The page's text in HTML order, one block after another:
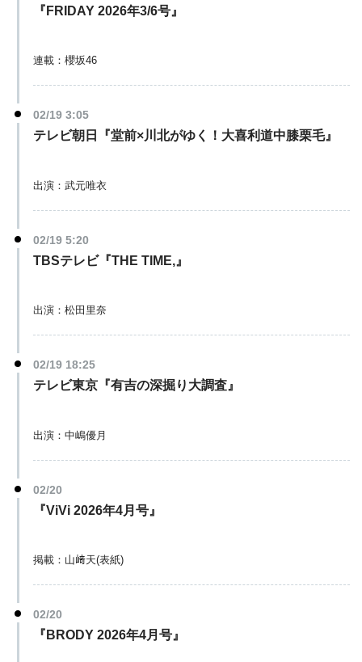
『FRIDAY 2026年3/6号』
連載：櫻坂46
02/19 3:05
テレビ朝日『堂前×川北がゆく！大喜利道中膝栗毛』
出演：武元唯衣
02/19 5:20
TBSテレビ『THE TIME,』
出演：松田里奈
02/19 18:25
テレビ東京『有吉の深掘り大調査』
出演：中嶋優月
02/20
『ViVi 2026年4月号』
掲載：山﨑天(表紙)
02/20
『BRODY 2026年4月号』